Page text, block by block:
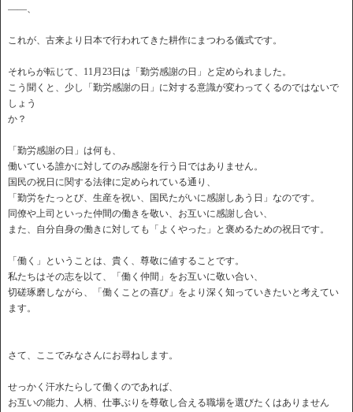
――、
これが、古来より日本で行われてきた耕作にまつわる儀式です。
それらが転じて、11月23日は「勤労感謝の日」と定められました。
こう聞くと、少し「勤労感謝の日」に対する意識が変わってくるのではないで
しょう
か？
「勤労感謝の日」は何も、
働いている誰かに対してのみ感謝を行う日ではありません。
国民の祝日に関する法律に定められている通り、
「勤労をたっとび、生産を祝い、国民たがいに感謝しあう日」なのです。
同僚や上司といった仲間の働きを敬い、お互いに感謝し合い、
また、自分自身の働きに対しても「よくやった」と褒めるための祝日です。
「働く」ということは、貴く、尊敬に値することです。
私たちはその志を以て、「働く仲間」をお互いに敬い合い、
切磋琢磨しながら、「働くことの喜び」をより深く知っていきたいと考えてい
ます。
さて、ここでみなさんにお尋ねします。
せっかく汗水たらして働くのであれば、
お互いの能力、人柄、仕事ぶりを尊敬し合える職場を選びたくはありません